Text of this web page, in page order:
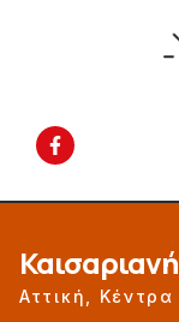
Καισαριανή
Αττική Κέντρα